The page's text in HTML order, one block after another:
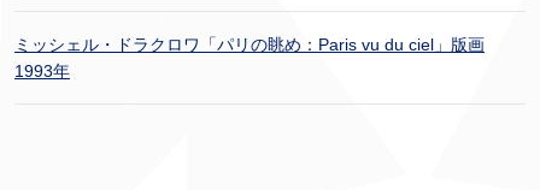
ミッシェル・ドラクロワ「パリの眺め：Paris vu du ciel」版画
1993年